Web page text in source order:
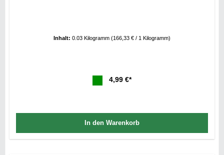
Inhalt: 0.03 Kilogramm (166,33 € / 1 Kilogramm)
4,99 €*
In den Warenkorb